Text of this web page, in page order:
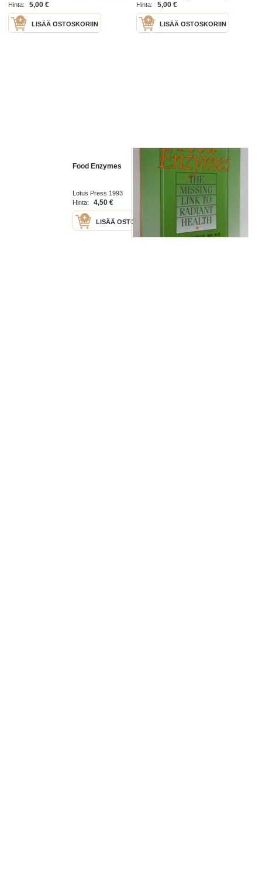
Hinta: 5,00 €
LISÄÄ OSTOSKORIIN
Hinta:
5,00 €
LISÄÄ OSTOSKORIIN
Food Enzymes
Lotus Press 1993
Hinta:
4,50 €
LISÄÄ OSTOSKORIIN